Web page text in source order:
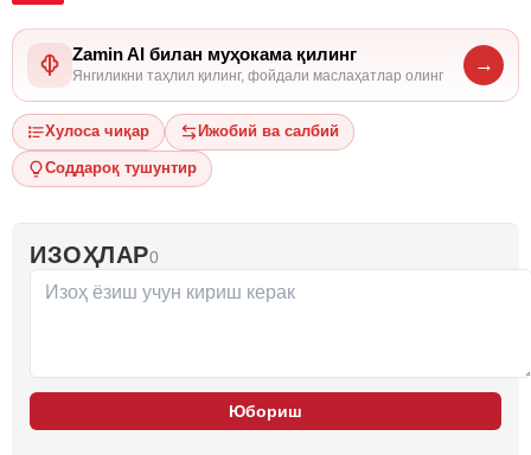
Zamin AI билан муҳокама қилинг
Янгиликни таҳлил қилинг, фойдали маслаҳатлар олинг
→
Хулоса чиқар Ижобий ва салбий
Соддароқ тушунтир
ИЗОҲЛАР0
Юбориш